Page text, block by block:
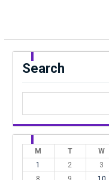
Search
M T W
1
2 3